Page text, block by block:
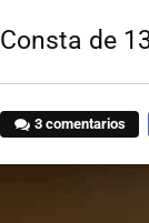
Consta de
3 comentarios